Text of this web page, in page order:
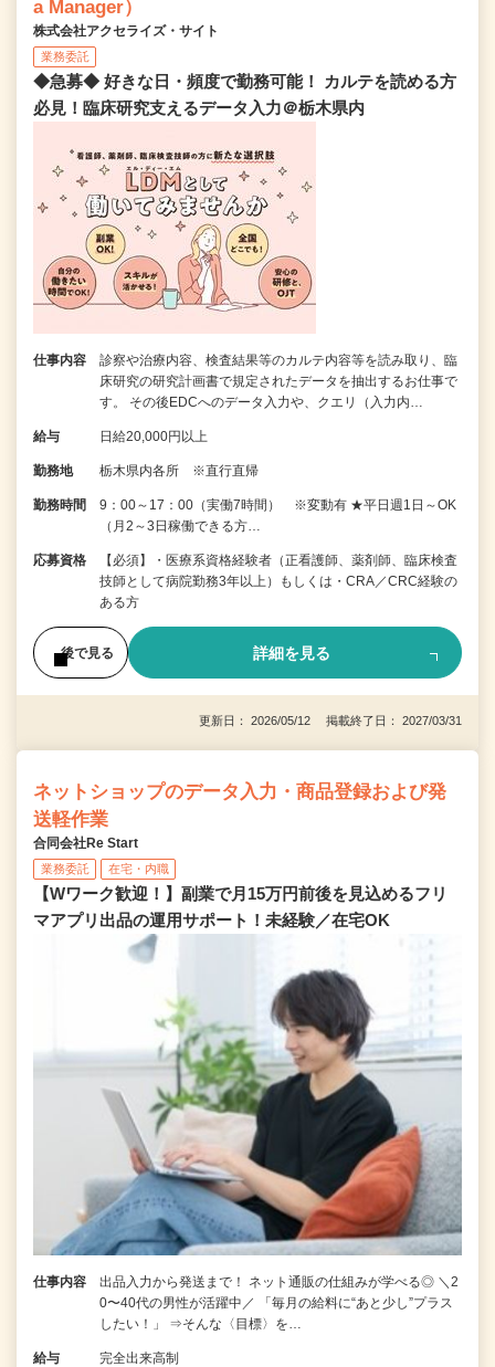
a Manager）
株式会社アクセライズ・サイト
業務委託
◆急募◆ 好きな日・頻度で勤務可能！ カルテを読める方
必見！臨床研究支えるデータ入力＠栃木県内
仕事内容
診察や治療内容、検査結果等のカルテ内容等を読み取り、臨
床研究の研究計画書で規定されたデータを抽出するお仕事で
す。 その後EDCへのデータ入力や、クエリ（入力内…
給与 日給20,000円以上
勤務地 栃木県内各所 ※直行直帰
勤務時間
9：00～17：00（実働7時間） ※変動有 ★平日週1日～OK
（月2～3日稼働できる方…
応募資格
【必須】・医療系資格経験者（正看護師、薬剤師、臨床検査
技師として病院勤務3年以上）もしくは・CRA／CRC経験の
ある方
後で見る 詳細を見る
更新日： 2026/05/12 掲載終了日： 2027/03/31
ネットショップのデータ入力・商品登録および発
送軽作業
合同会社Re Start
業務委託 在宅・内職
【Wワーク歓迎！】副業で月15万円前後を見込めるフリ
マアプリ出品の運用サポート！未経験／在宅OK
仕事内容
出品入力から発送まで！ ネット通販の仕組みが学べる◎ ＼2
0〜40代の男性が活躍中／ 「毎月の給料に“あと少し”プラス
したい！」 ⇒そんな〈目標〉を…
給与 完全出来高制